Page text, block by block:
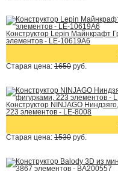
Конструктор Lepin Майнкрафт
элементов - LE-10619A6
Старая цена: 1650 руб.
Конструктор NINJAGO
223 элементов - LE-8008
Старая цена: 1530 руб.